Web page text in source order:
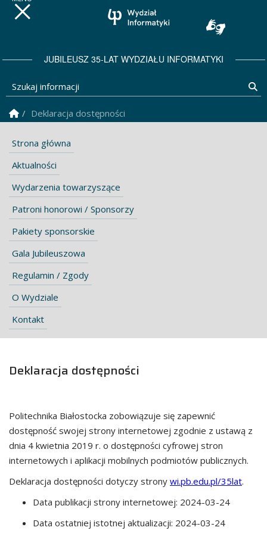
JUBILEUSZ 35-LAT WYDZIAŁU INFORMATYKI
Szukaj informacji
Strona Główna
Deklaracja dostępności
Strona główna
Aktualności
Wydarzenia towarzyszące
Patroni honorowi / Sponsorzy
Pakiety sponsorskie
Gala Jubileuszowa
Regulamin / Zgody
O Wydziale
Kontakt
Deklaracja dostępności
Politechnika Białostocka zobowiązuje się zapewnić
dostępność swojej strony internetowej zgodnie z ustawą z
dnia 4 kwietnia 2019 r. o dostępności cyfrowej stron
internetowych i aplikacji mobilnych podmiotów publicznych.
Deklaracja dostępności dotyczy strony wi.pb.edu.pl/35lat.
Data publikacji strony internetowej: 2024-03-24
Data ostatniej istotnej aktualizacji: 2024-03-24